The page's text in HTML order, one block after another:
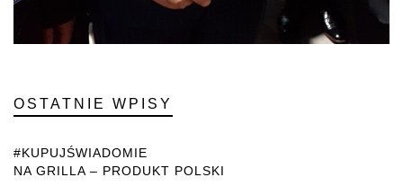
OSTATNIE WPISY
#KUPUJŚWIADOMIE
NA GRILLA – PRODUKT POLSKI